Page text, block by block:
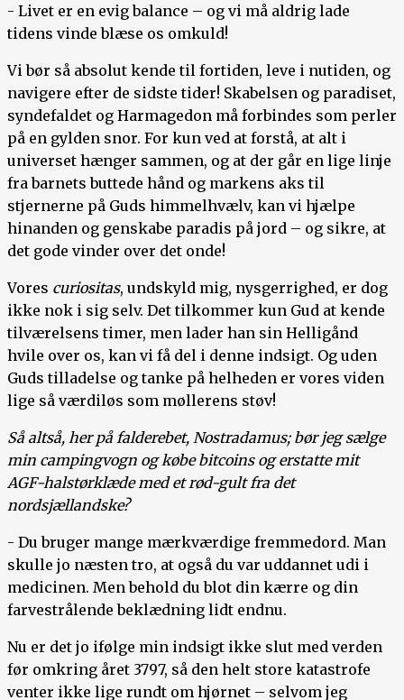
- Livet er en evig balance – og vi må aldrig lade
tidens vinde blæse os omkuld!
Vi bør så absolut kende til fortiden, leve i nutiden, og
navigere efter de sidste tider! Skabelsen og paradiset,
syndefaldet og Harmagedon må forbindes som perler
på en gylden snor. For kun ved at forstå, at alt i
universet hænger sammen, og at der går en lige linje
fra barnets buttede hånd og markens aks til
stjernerne på Guds himmelhvælv, kan vi hjælpe
hinanden og genskabe paradis på jord – og sikre, at
det gode vinder over det onde!
Vores curiositas, undskyld mig, nysgerrighed, er dog
ikke nok i sig selv. Det tilkommer kun Gud at kende
tilværelsens timer, men lader han sin Helligånd
hvile over os, kan vi få del i denne indsigt. Og uden
Guds tilladelse og tanke på helheden er vores viden
lige så værdiløs som møllerens støv!
Så altså, her på falderebet, Nostradamus; bør jeg sælge
min campingvogn og købe bitcoins og erstatte mit
AGF-halstørklæde med et rød-gult fra det
nordsjællandske?
- Du bruger mange mærkværdige fremmedord. Man
skulle jo næsten tro, at også du var uddannet udi i
medicinen. Men behold du blot din kærre og din
farvestrålende beklædning lidt endnu.
Nu er det jo ifølge min indsigt ikke slut med verden
før omkring året 3797, så den helt store katastrofe
venter ikke lige rundt om hjørnet – selvom jeg